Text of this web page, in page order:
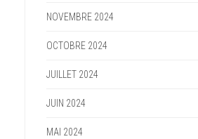
NOVEMBRE 2024
OCTOBRE 2024
JUILLET 2024
JUIN 2024
MAI 2024